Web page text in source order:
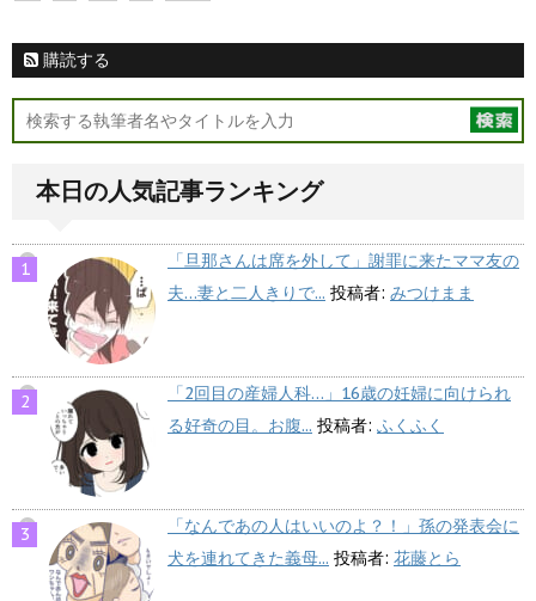
購読する
本日の人気記事ランキング
「旦那さんは席を外して」謝罪に来たママ友の
夫…妻と二人きりで... 投稿者: みつけまま
「2回目の産婦人科…」16歳の妊婦に向けられ
る好奇の目。お腹... 投稿者: ふくふく
「なんであの人はいいのよ？！」孫の発表会に
犬を連れてきた義母... 投稿者: 花藤とら